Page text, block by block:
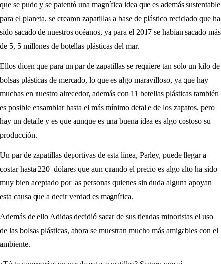
que se pudo y se patentó una magnífica idea que es además sustentable
para el planeta, se crearon zapatillas a base de plástico reciclado que ha
sido sacado de nuestros océanos, ya para el 2017 se habían sacado más
de 5, 5 millones de botellas plásticas del mar.
Ellos dicen que para un par de zapatillas se requiere tan solo un kilo de
bolsas plásticas de mercado, lo que es algo maravilloso, ya que hay
muchas en nuestro alrededor, además con 11 botellas plásticas también
es posible ensamblar hasta el más mínimo detalle de los zapatos, pero
hay un detalle y es que aunque es una buena idea es algo costoso su
producción.
Un par de zapatillas deportivas de esta línea, Parley, puede llegar a
costar hasta 220 dólares que aun cuando el precio es algo alto ha sido
muy bien aceptado por las personas quienes sin duda alguna apoyan
esta causa que a decir verdad es magnífica.
Además de ello Adidas decidió sacar de sus tiendas minoristas el uso
de las bolsas plásticas, ahora se muestran mucho más amigables con el
ambiente.